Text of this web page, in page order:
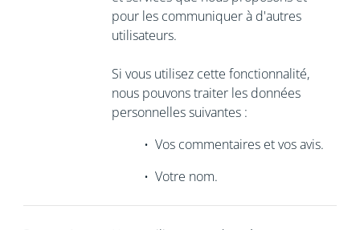
pour les communiquer à d'autres
utilisateurs.
Si vous utilisez cette fonctionnalité,
nous pouvons traiter les données
personnelles suivantes :
• Vos commentaires et vos avis.
• Votre nom.